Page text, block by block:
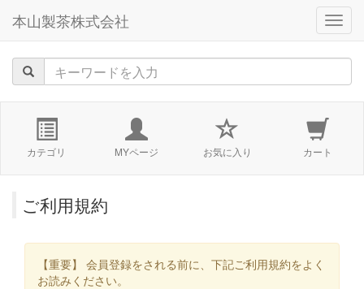
本山製茶株式会社
カテゴリ MYページ お気に入り カート
ご利用規約
【重要】 会員登録をされる前に、下記ご利用規約をよく
お読みください。